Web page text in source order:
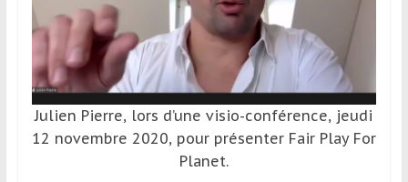
tout
en
profitant
de
découverte
culturelle
Julien Pierre, lors d’une visio-conférence, jeudi
12 novembre 2020, pour présenter Fair Play For
Planet.